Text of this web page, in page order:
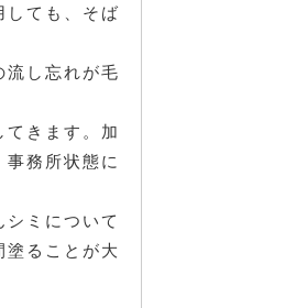
しても、そば
流し忘れが毛
きます。加
務所状態に
ミについて
ることが大